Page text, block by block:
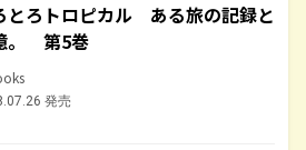
とろトロピカル ある旅の記録と
。 第5巻
発売